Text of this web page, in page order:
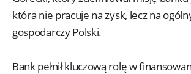
która nie pracuje na zysk, lecz na
gospodarczy Polski.
Bank pełnił kluczową rolę w